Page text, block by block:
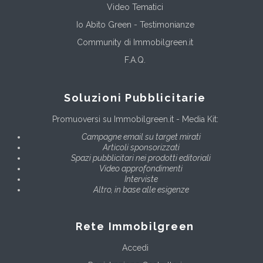
Video Tematici
Io Abito Green - Testimonianze
Community di Immobilgreen.it
F.A.Q.
Soluzioni Pubblicitarie
Promuoversi su Immobilgreen.it - Media Kit:
Campagne email su target mirati
Articoli sponsorizzati
Spazi pubblicitari nei prodotti editoriali
Video approfondimenti
Interviste
Altro, in base alle esigenze
Rete Immobilgreen
Accedi